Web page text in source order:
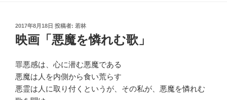
投
稿
日:
2017年8月18日 投稿者: 若林
映画「悪魔を憐れむ歌」
罪悪感は、心に潜む悪魔である
悪魔は人を内側から食い荒らす
悪霊は人に取り付くというが、その私が、悪魔を憐れむ